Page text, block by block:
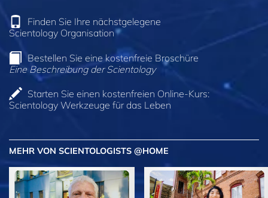
Finden Sie Ihre nächstgelegene
Scientology Organisation
Bestellen Sie eine kostenfreie Broschüre
Eine Beschreibung der Scientology
Starten Sie einen kostenfreien Online-Kurs:
Scientology Werkzeuge für das Leben
MEHR VON SCIENTOLOGISTS @HOME